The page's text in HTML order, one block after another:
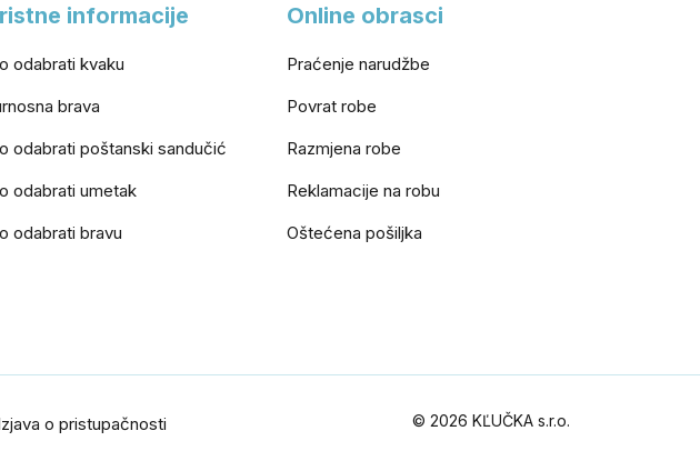
informacije
odabrati kvaku
brava
odabrati poštanski sandučić
odabrati umetak
odabrati bravu
Online obrasci
Praćenje narudžbe
Povrat robe
Razmjena robe
Reklamacije na robu
Oštećena pošiljka
© 2026 KĽUČKA s.r.o.
o pristupačnosti